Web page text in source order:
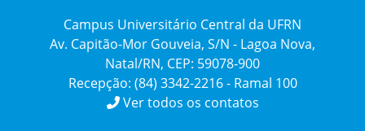
Campus Universitário Central da UFRN
Av. Capitão-Mor Gouveia, S/N - Lagoa Nova,
Natal/RN, CEP: 59078-900
Recepção: (84) 3342-2216 - Ramal 100
Ver todos os contatos